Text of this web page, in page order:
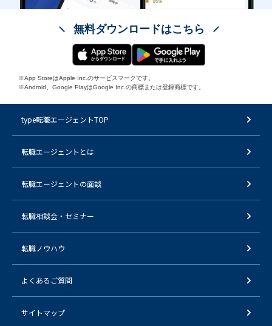
無料ダウンロードはこちら
※App StoreはApple Inc.のサービスマークです。
※Android、Google PlayはGoogle Inc.の商標または登録商標です。
type転職エージェントTOP
転職エージェントとは
転職エージェントの面談
転職相談会・セミナー
転職ノウハウ
よくあるご質問
サイトマップ